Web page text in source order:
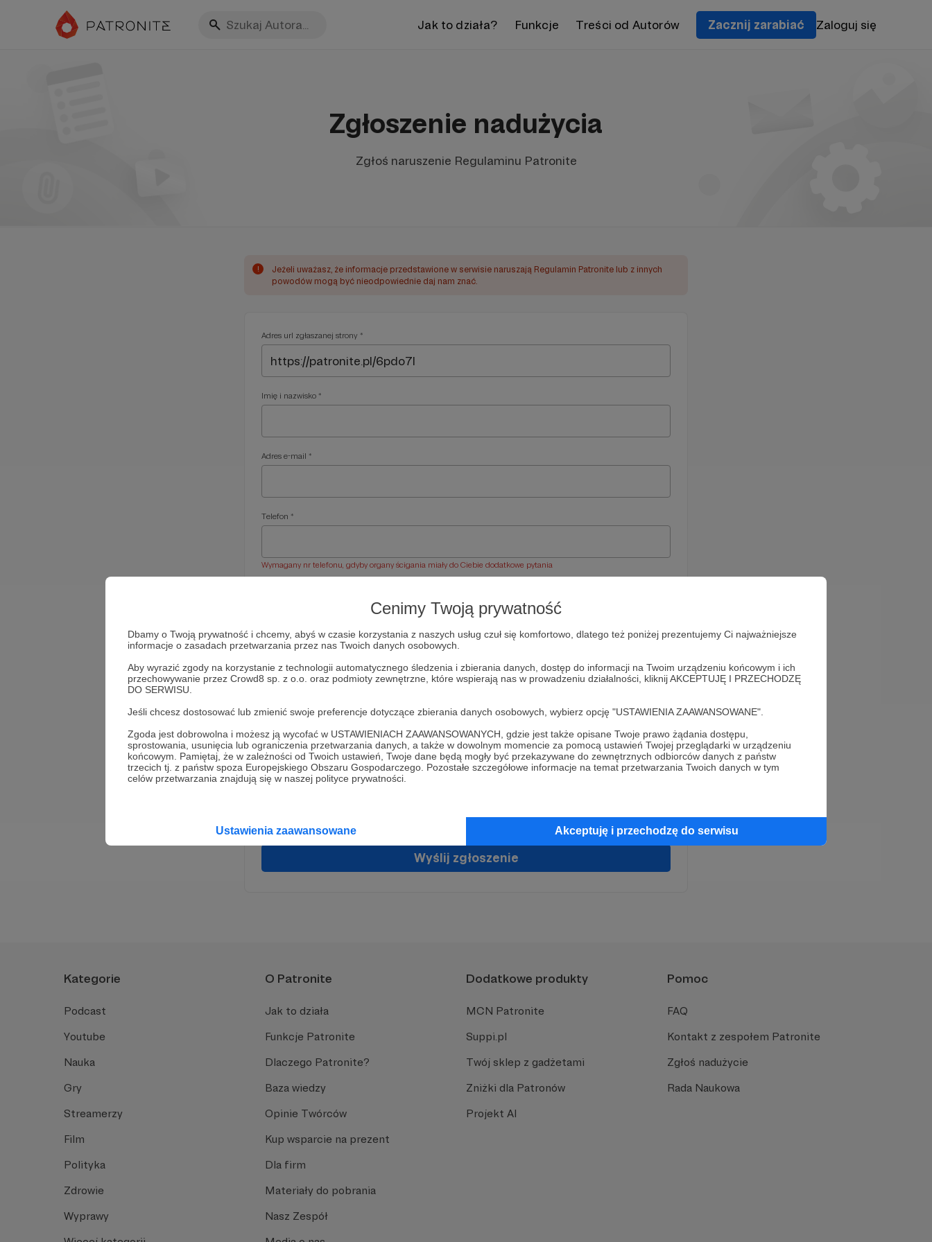
Cenimy Twoją prywatność
Dbamy o Twoją prywatność i chcemy, abyś w czasie korzystania z naszych usług czuł się komfortowo, dlatego też poniżej prezentujemy Ci najważniejsze
informacje o zasadach przetwarzania przez nas Twoich danych osobowych.
Aby wyrazić zgody na korzystanie z technologii automatycznego śledzenia i zbierania danych, dostęp do informacji na Twoim urządzeniu końcowym i ich
przechowywanie przez Crowd8 sp. z o.o. oraz podmioty zewnętrzne, które wspierają nas w prowadzeniu działalności, kliknij AKCEPTUJĘ I PRZECHODZĘ
DO SERWISU.
Jeśli chcesz dostosować lub zmienić swoje preferencje dotyczące zbierania danych osobowych, wybierz opcję "USTAWIENIA ZAAWANSOWANE".
Zgoda jest dobrowolna i możesz ją wycofać w USTAWIENIACH ZAAWANSOWANYCH, gdzie jest także opisane Twoje prawo żądania dostępu,
sprostowania, usunięcia lub ograniczenia przetwarzania danych, a także w dowolnym momencie za pomocą ustawień Twojej przeglądarki w urządzeniu
końcowym. Pamiętaj, że w zależności od Twoich ustawień, Twoje dane będą mogły być przekazywane do zewnętrznych odbiorców danych z państw
trzecich tj. z państw spoza Europejskiego Obszaru Gospodarczego. Pozostałe szczegółowe informacje na temat przetwarzania Twoich danych w tym
celów przetwarzania znajdują się w naszej polityce prywatności.
Ustawienia zaawansowane Akceptuję i przechodzę do serwisu
Jak to działa? Funkcje Treści od Autorów Zacznij zarabiać Zaloguj się
Zgłoszenie nadużycia
Zgłoś naruszenie Regulaminu Patronite
!
Jeżeli uważasz, że informacje przedstawione w serwisie naruszają Regulamin Patronite lub z innych
powodów mogą być nieodpowiednie daj nam znać.
Adres url zgłaszanej strony *
Imię i nazwisko *
Adres e-mail *
Telefon *
Wymagany nr telefonu, gdyby organy ścigania miały do Ciebie dodatkowe pytania
* Wyrażam zgodę na przetwarzanie moich danych osobowych przez Patronite
Administratorem Twoich danych osobowych jest Crowd8 sp. z o.o. z siedziba w Warszawie, ul. Żwirki i
Wigury 16, 02-092 Warszawa. Twoje dane osobowe będą przetwarzane w szczególności w celu wykonania
umowy zawartej z Tobą, w tym do umożliwienia świadczenia usługi drogą elektroniczną oraz pełnego
korzystania z platformy Patronite.pl, w tym możliwości dokonywania oraz otrzymywania wsparcia na naszej
Gwarantujemy spełnienie wszystkich Twoich praw wynikających z ogólnego rozporządzenia o ochronie
danych, tj. prawo dostępu, sprostowania oraz usunięcia Twoich danych, ograniczenia ich przetwarzania,
profilowaniu, a także prawo wyrażenia sprzeciwu wobec przetwarzania Twoich danych osobowych.
Rejestracja dla osób niepełnoletnich możliwa jest po przekazaniu podpisanego formularza "Zgodna na
rozwiń zgodę
Wyślij zgłoszenie
Kategorie
Podcast
Youtube
Nauka
Gry
Streamerzy
Film
Polityka
Zdrowie
Wyprawy
O Patronite
Jak to działa
Funkcje Patronite
Dlaczego Patronite?
Baza wiedzy
Opinie Twórców
Kup wsparcie na prezent
Dla firm
Materiały do pobrania
Nasz Zespół
Dodatkowe produkty
MCN Patronite
Suppi.pl
Twój sklep z gadżetami
Zniżki dla Patronów
Projekt AI
Pomoc
FAQ
Kontakt z zespołem Patronite
Zgłoś nadużycie
Rada Naukowa